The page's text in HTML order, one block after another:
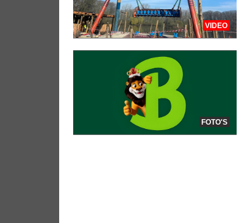
VIDEO
FOTO'S